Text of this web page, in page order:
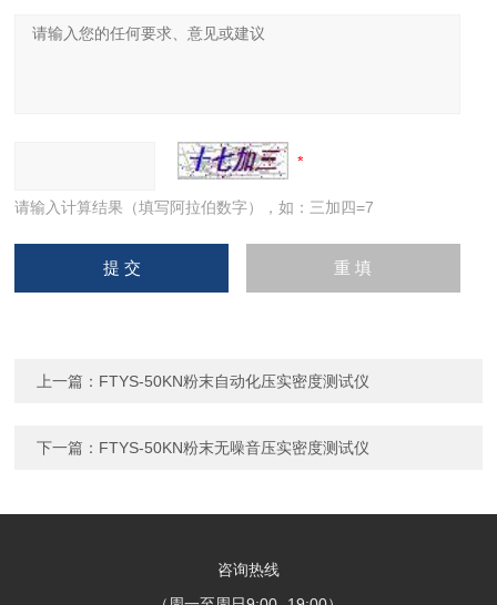
请输入计算结果（填写阿拉伯数字），如：三加四=7
上一篇： FTYS-50KN粉末自动化压实密度测试仪
下一篇： FTYS-50KN粉末无噪音压实密度测试仪
咨询热线